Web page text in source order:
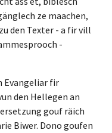
ze maachen,
den Texter - a fir vill
-
Evangeliar fir
den Hellegen an
gouf räich
Biwer. Dono goufen